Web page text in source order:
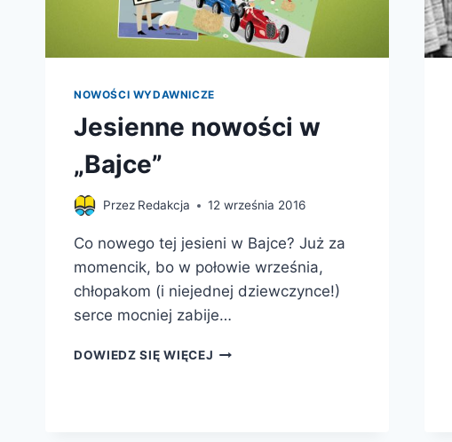
NOWOŚCI WYDAWNICZE
Jesienne nowości w
„Bajce”
Przez Redakcja 12 września 2016
Co nowego tej jesieni w Bajce? Już za
momencik, bo w połowie września,
chłopakom (i niejednej dziewczynce!)
serce mocniej zabije…
DOWIEDZ SIĘ WIĘCEJ JESIENNE